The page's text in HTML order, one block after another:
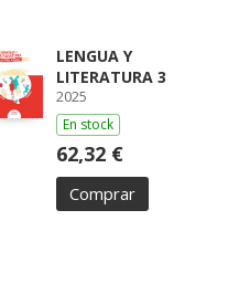
LENGUA Y
LITERATURA 3
2025
En stock
62,32 €
Comprar